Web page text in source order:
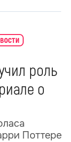
роль
о
Поттере